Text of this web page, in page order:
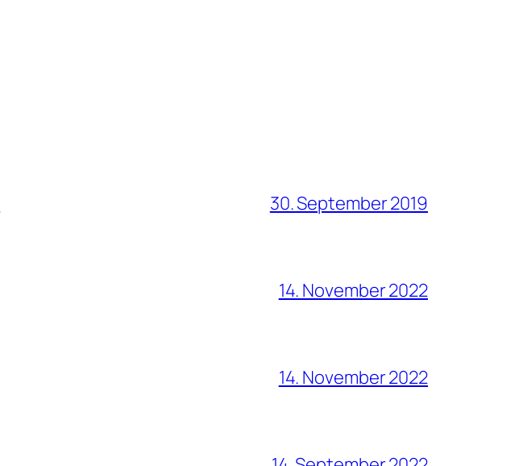
30. September 2019
14. November 2022
14. November 2022